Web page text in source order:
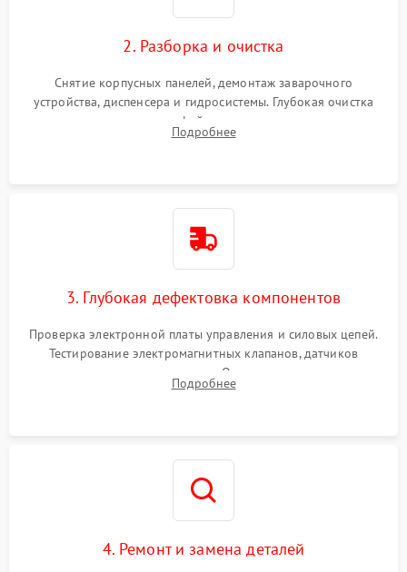
2. Разборка и очистка
Снятие корпусных панелей, демонтаж заварочного
устройства, диспенсера и гидросистемы. Глубокая очистка
внутренних узлов от кофейных масел, жмыха и накипи.
Промывка дренажных каналов и фильтров с использованием
Подробнее
3. Глубокая дефектовка компонентов
Проверка электронной платы управления и силовых цепей.
Тестирование электромагнитных клапанов, датчиков
температуры и расходомера. Оценка степени износа
жерновов кофемолки, уплотнительных колец гидросистемы
Подробнее
4. Ремонт и замена деталей